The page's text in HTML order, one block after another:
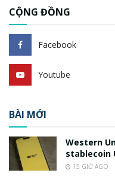
CỘNG ĐỒNG
Facebook
Youtube
BÀI MỚI
Western
stablecoin
15 GIỜ AGO